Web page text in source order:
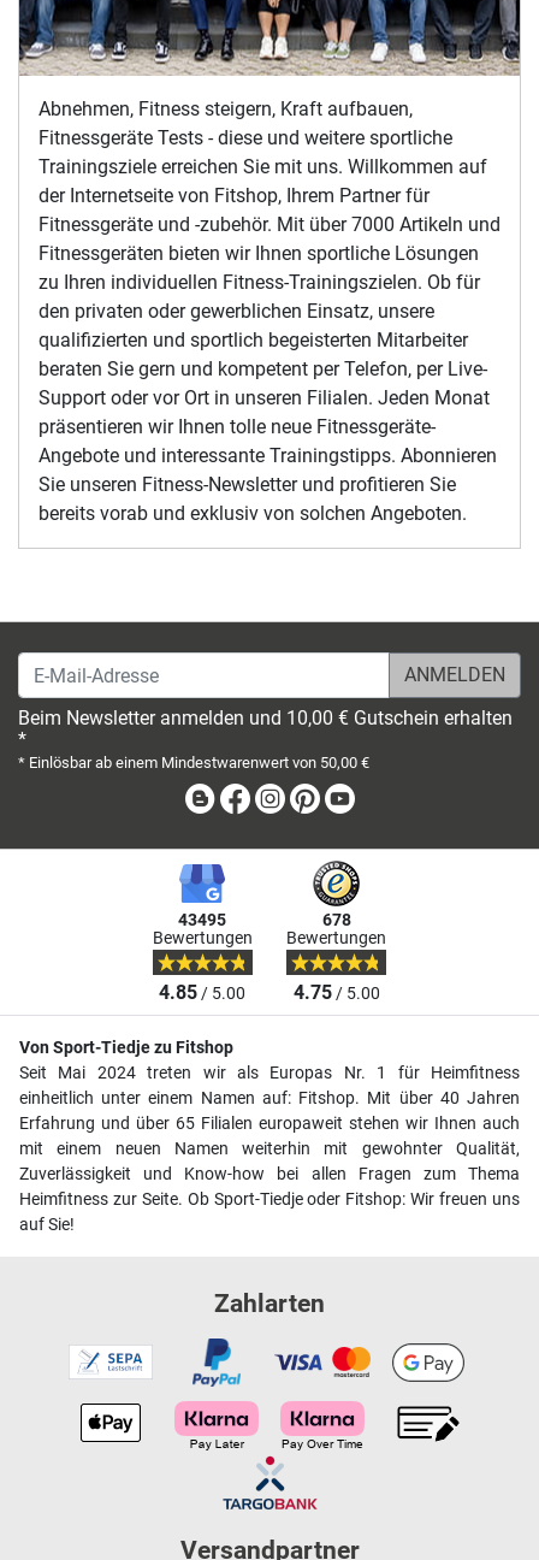
Abnehmen, Fitness steigern, Kraft aufbauen,
Fitnessgeräte Tests - diese und weitere sportliche
Trainingsziele erreichen Sie mit uns. Willkommen auf
der Internetseite von Fitshop, Ihrem Partner für
Fitnessgeräte und -zubehör. Mit über 7000 Artikeln und
Fitnessgeräten bieten wir Ihnen sportliche Lösungen
zu Ihren individuellen Fitness-Trainingszielen. Ob für
den privaten oder gewerblichen Einsatz, unsere
qualifizierten und sportlich begeisterten Mitarbeiter
beraten Sie gern und kompetent per Telefon, per Live-
Support oder vor Ort in unseren Filialen. Jeden Monat
präsentieren wir Ihnen tolle neue Fitnessgeräte-
E-Mail-Adresse
Beim Newsletter anmelden und 10,00 € Gutschein erhalten
* Einlösbar ab einem Mindestwarenwert von 50,00 €
Blog Facebook
Instagram
PinterestYoutube
43495
4.85 / 5.00
678
4.75/ 5.00
Von Sport-Tiedje zu Fitshop
Seit Mai 2024 treten wir als Europas Nr. 1 für Heimfitness
einheitlich unter einem Namen auf: Fitshop. Mit über 40 Jahren
Erfahrung und über 65 Filialen europaweit stehen wir Ihnen auch
mit einem neuen Namen weiterhin mit gewohnter Qualität,
Zahlarten